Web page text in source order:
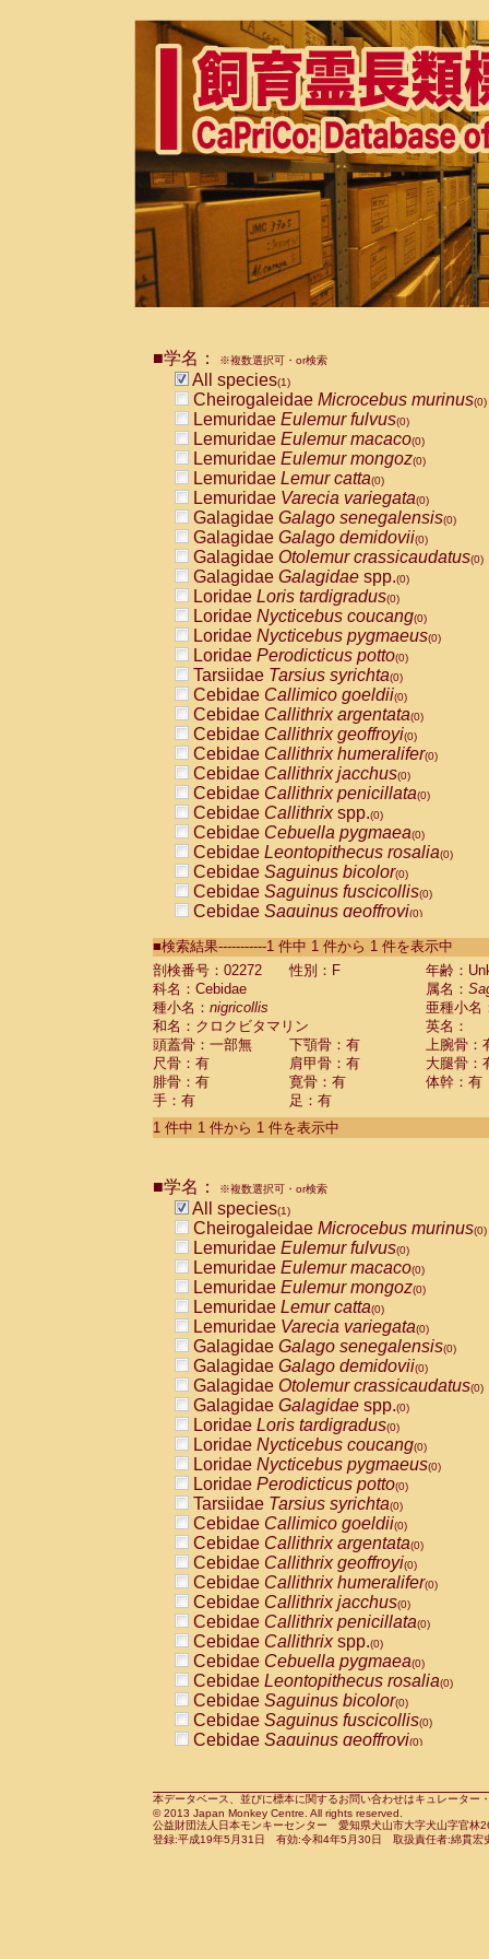
■学名： ※複数選択可・or検索
All species(1)
Cheirogaleidae Microcebus murinus(0)
Lemuridae Eulemur fulvus(0)
Lemuridae Eulemur macaco(0)
Lemuridae Eulemur mongoz(0)
Lemuridae Lemur catta(0)
Lemuridae Varecia variegata(0)
Galagidae Galago senegalensis(0)
Galagidae Galago demidovii(0)
Galagidae Otolemur crassicaudatus(0)
Galagidae Galagidae spp.(0)
Loridae Loris tardigradus(0)
Loridae Nycticebus coucang(0)
Loridae Nycticebus pygmaeus(0)
Loridae Perodicticus potto(0)
Tarsiidae Tarsius syrichta(0)
Cebidae Callimico goeldii(0)
Cebidae Callithrix argentata(0)
Cebidae Callithrix geoffroyi(0)
Cebidae Callithrix humeralifer(0)
Cebidae Callithrix jacchus(0)
Cebidae Callithrix penicillata(0)
Cebidae Callithrixspp.(0)
Cebidae Cebuella pygmaea(0)
Cebidae Leontopithecus rosalia(0)
Cebidae Saguinus bicolor(0)
Cebidae Saguinus fuscicollis(0)
Cebidae Saguinus geoffroyi(0)
CebidaeSaguinus labiatus(0)
Cebidae Saguinus leucopus (0)
Cebidae
CebidaeSaguinus mystax
CebidaeSaguinus nigricollis (1)
Cebidae Saguinus oedipus
Cebidae Saguinus weddelli
Cebidae Saguinusspp.
Cebidae Aotus trivirgatus
Cebidae Cebus albifrons
CebidaeCebus nigrivittatus
CebidaeCebus
CebidaeSaimiri boliviensis(0)
CebidaeSaimiri sciureus(0)
AtelidaeAlouatta caraya(0)
AtelidaeAlouatta fusca(0)
AtelidaeAlouatta seniculus
AtelidaeAlouattaspp.(0)
AtelidaeAteles belzebuth(0)
AtelidaeAteles geoffroyi(0)
AtelidaeAteles paniscus(0)
AtelidaeAtelesspp.(0)
Atelidae Lagothrix lagothricha
AtelidaeLagothrix lagothricha cana
PitheciidaeCacajao calvus
PitheciidaeCallicebus cupreus
PitheciidaeCallicebus donacophilus
PitheciidaeCallicebus moloch
PitheciidaeCallicebus torquatus
PitheciidaeCallicebusspp.(0)
PitheciidaeChiropotes satanas(0)
PitheciidaePithecia monachus
PitheciidaePithecia pithecia(0)
CercopithecidaeCercocebus agilis
CercopithecidaeCercocebus
CercopithecidaeCercocebus
CercopithecidaeCercocebus
CercopithecidaeCercocebus
CercopithecidaeCercocebushybrid
CercopithecidaePapio anubis(0)
CercopithecidaePapio cynocephalus
CercopithecidaePapio hamadryas(0)
■検索結果-----------1 件中 1 件から 1 件を表示中
剖検番号：02272
性別：F
年齢：
科名：Cebidae
属名：
種小名： nigricollis
亜種小名
和名：クロクビタマリン
英名：
頭蓋骨：一部無
下顎骨：有
上腕骨：
尺骨：有
肩甲骨：有
大腿骨：
腓骨：有
寛骨：有
体幹：有
手：有
足：有
1 件中 1 件から 1 件を表示中
■学名： ※複数選択可・or検索
All species(1)
Cheirogaleidae Microcebus murinus(0)
Lemuridae Eulemur fulvus(0)
Lemuridae Eulemur macaco(0)
Lemuridae Eulemur mongoz(0)
Lemuridae Lemur catta(0)
Lemuridae Varecia variegata(0)
Galagidae Galago senegalensis(0)
Galagidae Galago demidovii(0)
Galagidae Otolemur crassicaudatus(0)
Galagidae Galagidae spp.(0)
Loridae Loris tardigradus(0)
Loridae Nycticebus coucang(0)
Loridae Nycticebus pygmaeus(0)
Loridae Perodicticus potto(0)
Tarsiidae Tarsius syrichta(0)
Cebidae Callimico goeldii(0)
Cebidae Callithrix argentata(0)
Cebidae Callithrix geoffroyi(0)
Cebidae Callithrix humeralifer(0)
Cebidae Callithrix jacchus(0)
Cebidae Callithrix penicillata(0)
Cebidae Callithrixspp.(0)
Cebidae Cebuella pygmaea(0)
Cebidae Leontopithecus rosalia(0)
Cebidae Saguinus bicolor(0)
Cebidae Saguinus fuscicollis(0)
Cebidae Saguinus geoffroyi(0)
CebidaeSaguinus leucopus(0)
CebidaeSaguinus midas(0)
Cebidae Saguinus mystax(0)
本データベース、並びに標本に関するお問い合わせはキュレータ
© 2013 Japan Monkey Centre. All rights reserved.
公益財団法人日本モンキーセンター 愛知県犬山市大字犬山字官
登録:平成19年5月31日 有効:令和4年5月30日 取扱責任者:綿貫宏